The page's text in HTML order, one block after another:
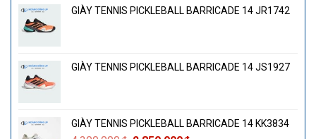
GIÀY TENNIS PICKLEBALL BARRICADE 14 JR1742
GIÀY TENNIS PICKLEBALL BARRICADE 14 JS1927
GIÀY TENNIS PICKLEBALL BARRICADE 14 KK3834